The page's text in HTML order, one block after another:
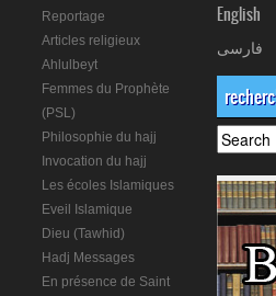
Reportage
Articles religieux
Ahlulbeyt
Femmes du Prophète
(PSL)
Philosophie du hajj
Invocation du hajj
Les écoles Islamiques
Eveil Islamique
Dieu (Tawhid)
Hadj Messages
En présence de Saint
English
فارسی